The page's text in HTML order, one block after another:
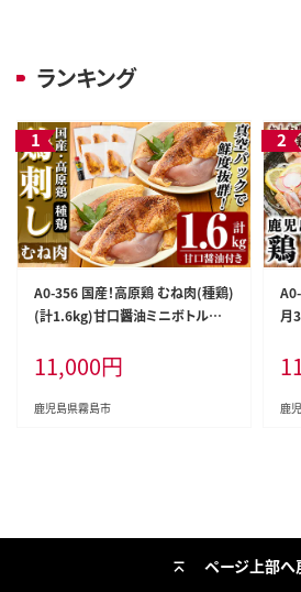
ランキング
A0-356 国産！高原鶏 むね肉(種鶏)
(計1.6kg)甘口醤油ミニボトル付
肉 ムネ肉 鶏むね 胸肉 鶏刺し 鳥刺
し タタキ 刺身 真空パック 急速冷
凍 ヘルシー ダイエット 九州産 た
11,000円
鹿児島県霧島市
月
油
鹿
ページ上部へ